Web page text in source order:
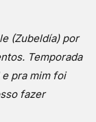
(Zubeldía) por
Temporada
pra mim foi
fazer